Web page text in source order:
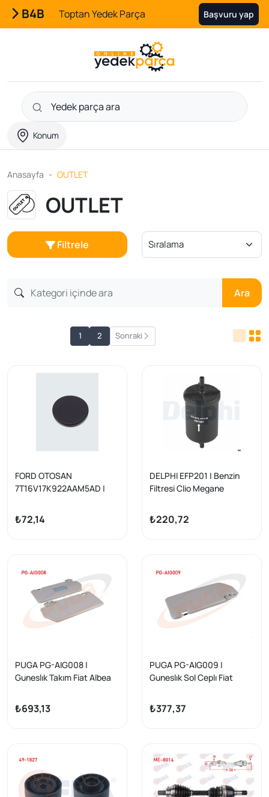
B4B Toptan Yedek Parça Başvuru yap
Konum
Anasayfa OUTLET
OUTLET
Filtrele
Ara
1 2 Sonraki
FORD OTOSAN
7T16V17K922AAM5AD |
Yuvarlak: Connect 02- | 1
Adet
₺72,14
DELPHI EFP201 | Benzin
Filtresi Clio Megane
C3 C4 Duster
₺220,72
PUGA PG-AIG008 |
Guneslık Takım Fiat Albea
₺693,13
PUGA PG-AIG009 |
Guneslık Sol Ceplı Fiat
₺377,37